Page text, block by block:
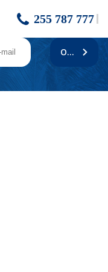
255 787 777
ODEBÍRAT